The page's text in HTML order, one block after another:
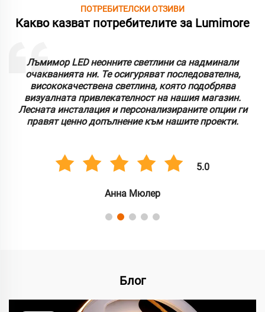
ПОТРЕБИТЕЛСКИ ОТЗИВИ
Какво казват потребителите за Lumimore
Лъмимор LED неонните светлини са надминали
очакванията ни. Те осигуряват последователна,
висококачествена светлина, която подобрява
визуалната привлекателност на нашия магазин.
Лесната инсталация и персонализираните опции ги
правят ценно допълнение към нашите проекти.
5.0
Анна Мюлер
Блог